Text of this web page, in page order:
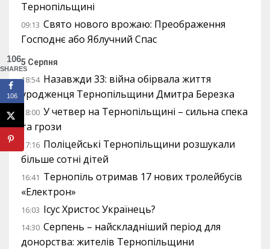
Тернопільщині
09:13 Свято нового врожаю: Преображення
Господнє або Яблучний Спас
5 Серпня
18:54 Назавжди 33: війна обірвала життя
уродженця Тернопільщини Дмитра Березка
18:00 У четвер на Тернопільщині – сильна спека
та грози
17:16 Поліцейські Тернопільщини розшукали
більше сотні дітей
16:41 Тернопіль отримав 17 нових тролейбусів
«Електрон»
16:03 Ісус Христос Українець?
14:30 Серпень – найскладніший період для
донорства: жителів Тернопільщини
106
SHARES
106